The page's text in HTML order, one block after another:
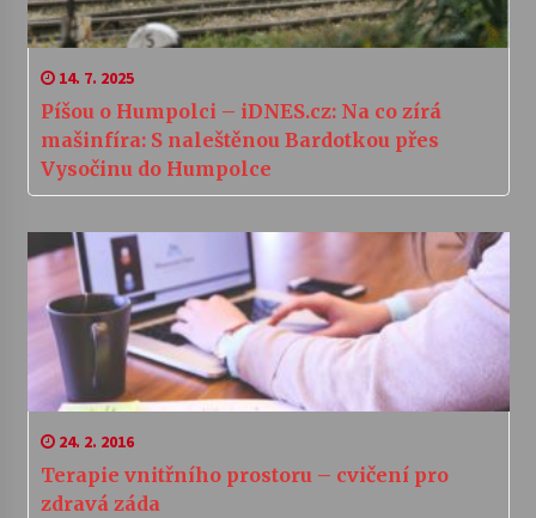
14. 7. 2025
Píšou o Humpolci – iDNES.cz: Na co zírá
mašinfíra: S naleštěnou Bardotkou přes
Vysočinu do Humpolce
24. 2. 2016
Terapie vnitřního prostoru – cvičení pro
zdravá záda